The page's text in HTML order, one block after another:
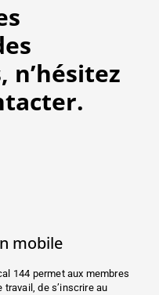
n’hésitez
mobile
144 permet aux membres
travail, de s’inscrire au